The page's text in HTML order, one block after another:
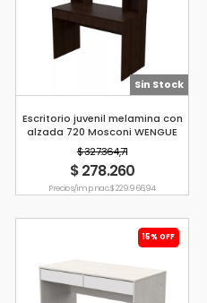
Sin Stock
Escritorio juvenil melamina con
alzada 720 Mosconi WENGUE
$ 327.364,71
$ 278.260
Precio s/imp. nac. $ 229.966,94
15% OFF